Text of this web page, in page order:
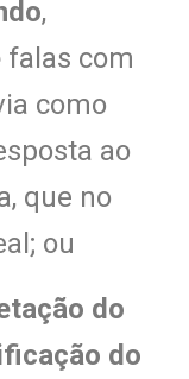
,
falas com
como
ao
que no
ou
do
do